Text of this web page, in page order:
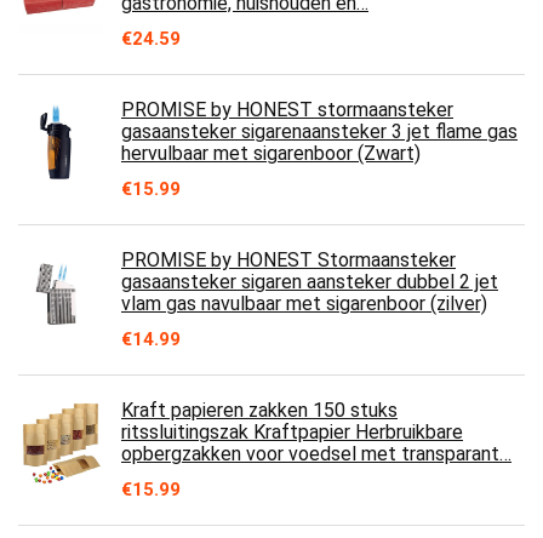
€24.59
PROMISE by HONEST stormaansteker
gasaansteker sigarenaansteker 3 jet flame gas
hervulbaar met sigarenboor (Zwart)
€15.99
PROMISE by HONEST Stormaansteker
gasaansteker sigaren aansteker dubbel 2 jet
vlam gas navulbaar met sigarenboor (zilver)
€14.99
Kraft papieren zakken 150 stuks
ritssluitingszak Kraftpapier Herbruikbare
opbergzakken voor voedsel met transparant…
€15.99